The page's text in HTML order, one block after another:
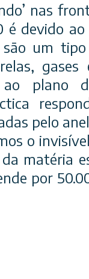
nas
é devido
um
gases
ao plano
pelo
o
matéria
por